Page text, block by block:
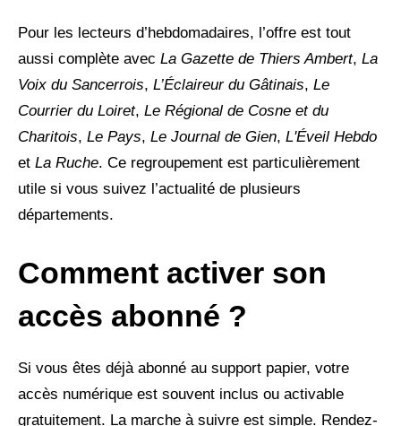
Pour les lecteurs d’hebdomadaires, l’offre est tout
aussi complète avec La Gazette de Thiers Ambert, La
Voix du Sancerrois, L’Éclaireur du Gâtinais, Le
Courrier du Loiret, Le Régional de Cosne et du
Charitois, Le Pays, Le Journal de Gien, L'Éveil Hebdo
et La Ruche. Ce regroupement est particulièrement
utile si vous suivez l’actualité de plusieurs
départements.
Comment activer son
accès abonné ?
Si vous êtes déjà abonné au support papier, votre
accès numérique est souvent inclus ou activable
gratuitement. La marche à suivre est simple. Rendez-